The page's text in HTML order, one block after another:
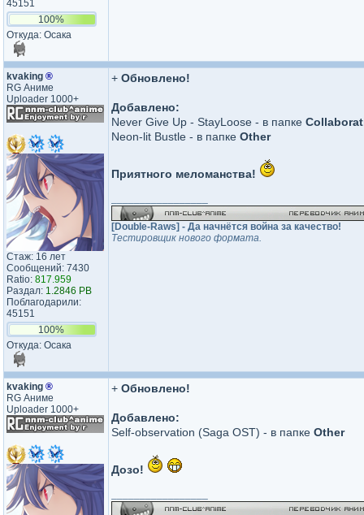
45151
100%
Откуда: Осака
kvaking ®
RG Аниме
Uploader 1000+
Стаж: 16 лет
Сообщений: 7430
Ratio: 817.959
Раздал: 1.2846 PB
Поблагодарили:
45151
100%
Откуда: Осака
+ Обновлено!
Добавлено:
Never Give Up - StayLoose - в папке
Neon-lit Bustle - в папке Other
Приятного меломанства!
[Double-Raws] - Да начнётся война за качество!
Тестировщик нового формата.
kvaking ®
RG Аниме
Uploader 1000+
+ Обновлено!
Добавлено:
Self-observation (Saga OST) - в папке Other
Дозо!